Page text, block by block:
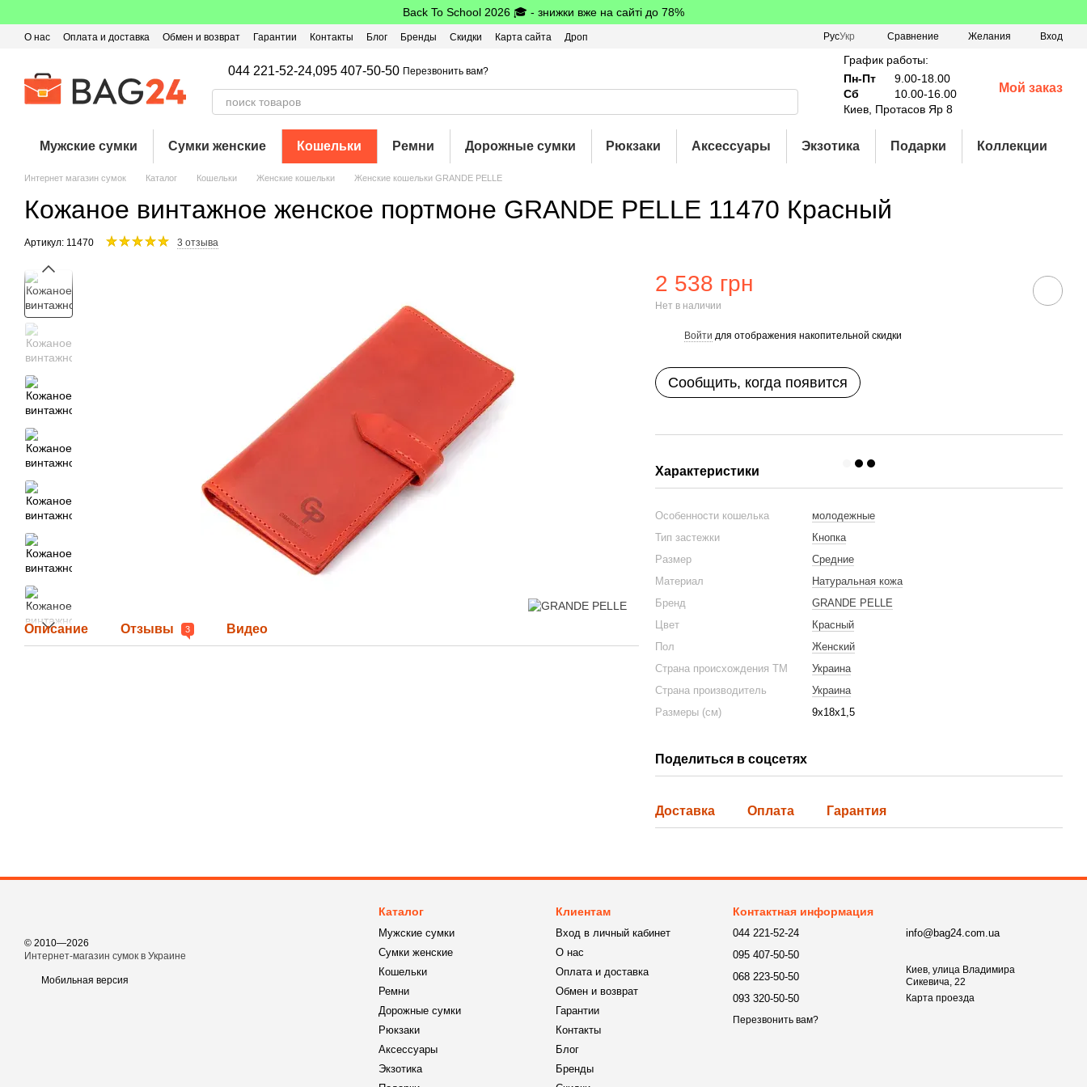
Back To School 2026 🎓 - знижки вже на сайті до 78%
О нас Оплата и доставка Обмен и возврат Гарантии Контакты Блог Бренды Скидки Карта сайта
Дроп
РусУкр Сравнение Желания Вход
044 221-52-24,095 407-50-50 Перезвонить вам?
График работы:
Пн-Пт
9.00-18.00
Сб
10.00-16.00
Киев, Протасов Яр 8
Мой заказ
Мужские сумки Сумки женские Кошельки Ремни Дорожные сумки Рюкзаки Аксессуары Экзотика Подарки Коллекции
Интернет магазин сумок Каталог Кошельки Женские кошельки Женские кошельки GRANDE PELLE
Кожаное винтажное женское портмоне GRANDE PELLE 11470 Красный
Артикул: 11470 3 отзыва
Описание Отзывы 3 Видео
2 538 грн
Нет в наличии
Войти для отображения накопительной скидки
Сообщить, когда появится
Характеристики
Особенности кошелька
молодежные
Тип застежки
Кнопка
Размер
Средние
Материал
Натуральная кожа
Бренд
GRANDE PELLE
Цвет
Красный
Пол
Женский
Страна происхождения ТМ
Украина
Страна производитель
Украина
Размеры (см)
9х18х1,5
Поделиться в соцсетях
Доставка Оплата Гарантия
© 2010—2026
Интернет-магазин сумок в Украине
Мобильная версия
Каталог
Мужские сумки
Сумки женские
Кошельки
Ремни
Дорожные сумки
Рюкзаки
Аксессуары
Экзотика
Клиентам
Вход в личный кабинет
О нас
Оплата и доставка
Обмен и возврат
Гарантии
Контакты
Блог
Бренды
Контактная информация
044 221-52-24
095 407-50-50
068 223-50-50
093 320-50-50
Перезвонить вам?
info@bag24.com.ua
Киев, улица Владимира
Сикевича, 22
Карта проезда